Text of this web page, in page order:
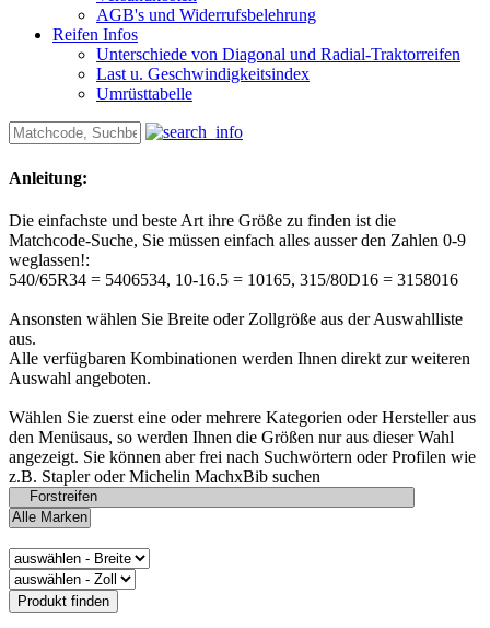
AGB's und Widerrufsbelehrung
Reifen Infos
Unterschiede von Diagonal und Radial-Traktorreifen
Last u. Geschwindigkeitsindex
Umrüsttabelle
Anleitung:
Die einfachste und beste Art ihre Größe zu finden ist die
Matchcode-Suche, Sie müssen einfach alles ausser den Zahlen 0-9
weglassen!:
540/65R34 = 5406534, 10-16.5 = 10165, 315/80D16 = 3158016
Ansonsten wählen Sie Breite oder Zollgröße aus der Auswahlliste
aus.
Alle verfügbaren Kombinationen werden Ihnen direkt zur weiteren
Auswahl angeboten.
Wählen Sie zuerst eine oder mehrere Kategorien oder Hersteller aus
den Menüsaus, so werden Ihnen die Größen nur aus dieser Wahl
angezeigt. Sie können aber frei nach Suchwörtern oder Profilen wie
z.B. Stapler oder Michelin MachxBib suchen